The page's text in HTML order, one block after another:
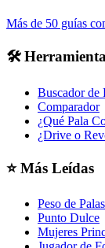
Más de 50 guías
🛠️
Buscador de
Comparador
¿Qué Pala
¿Drive o
⭐Más Leídas
Peso de Palas
Punto Dulce
Mujeres